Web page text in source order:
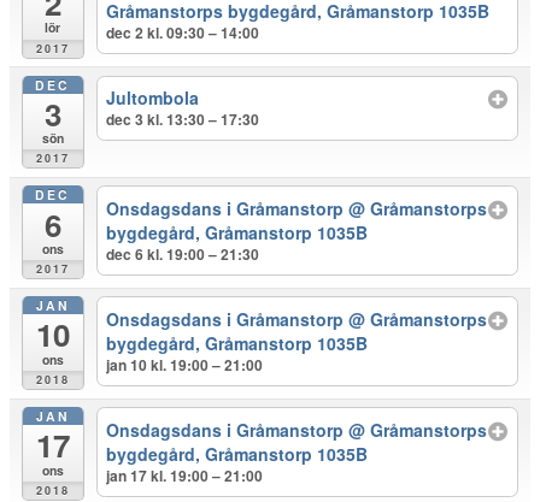
lör
2017
Gråmanstorps bygdegård, Gråmanstorp 1035B
dec 2 kl. 09:30 – 14:00
DEC
3
sön
2017
Jultombola
dec 3 kl. 13:30 – 17:30
DEC
6
ons
2017
Onsdagsdans i Gråmanstorp@ Gråmanstorps
bygdegård, Gråmanstorp 1035B
dec 6 kl. 19:00 – 21:30
JAN
10
ons
2018
Onsdagsdans i Gråmanstorp@ Gråmanstorps
bygdegård, Gråmanstorp 1035B
jan 10 kl. 19:00 – 21:00
JAN
17
ons
2018
Onsdagsdans i Gråmanstorp@ Gråmanstorps
bygdegård, Gråmanstorp 1035B
jan 17 kl. 19:00 – 21:00